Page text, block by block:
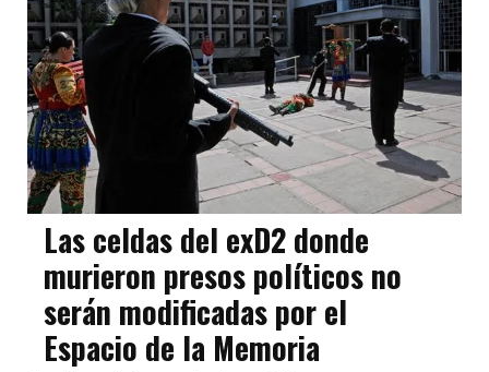
Las celdas del exD2 donde
murieron presos políticos no
serán modificadas por el
Espacio de la Memoria